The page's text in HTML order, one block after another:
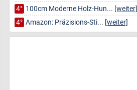
4° 100cm Moderne Holz-Hun... [weiter]
4° Amazon: Präzisions-Sti... [weiter]